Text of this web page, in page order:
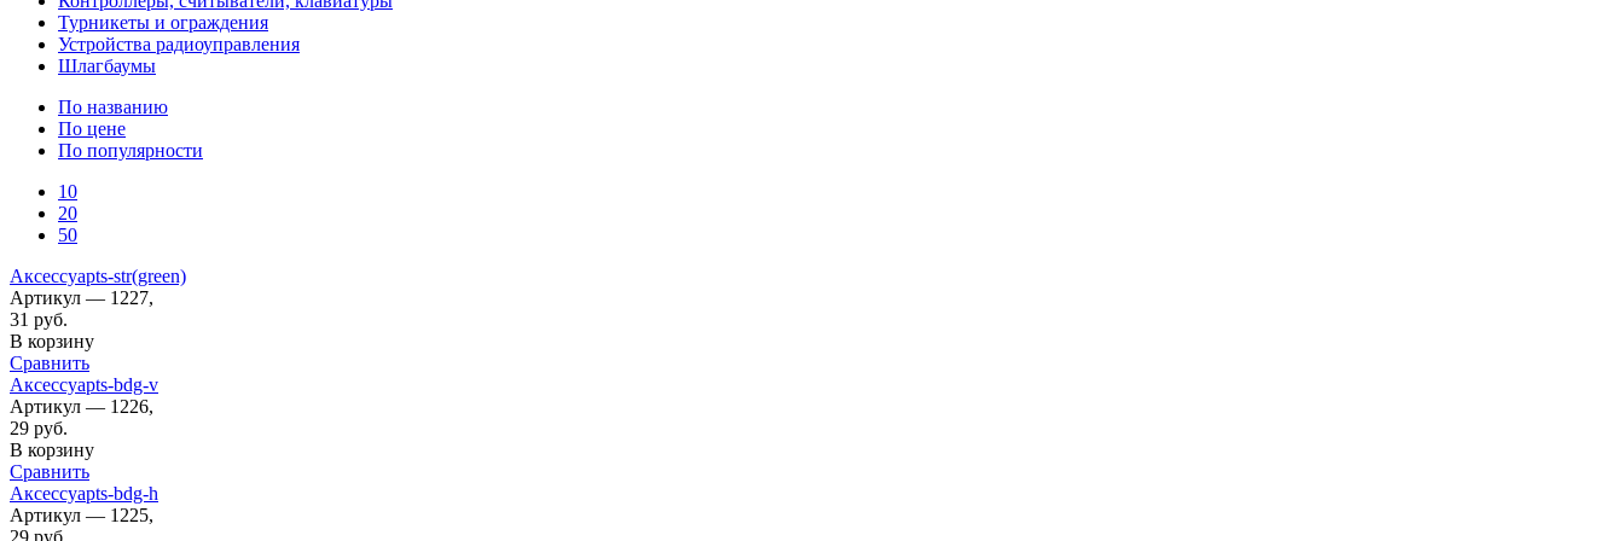
Турникеты и ограждения
Устройства радиоуправления
Шлагбаумы
По названию
По цене
По популярности
10
20
50
Аксессуарts-str(green)
Артикул — 1227,
31 руб.
В корзину
Сравнить
Аксессуарts-bdg-v
Артикул — 1226,
29 руб.
В корзину
Сравнить
Аксессуарts-bdg-h
Артикул — 1225,
29 руб.